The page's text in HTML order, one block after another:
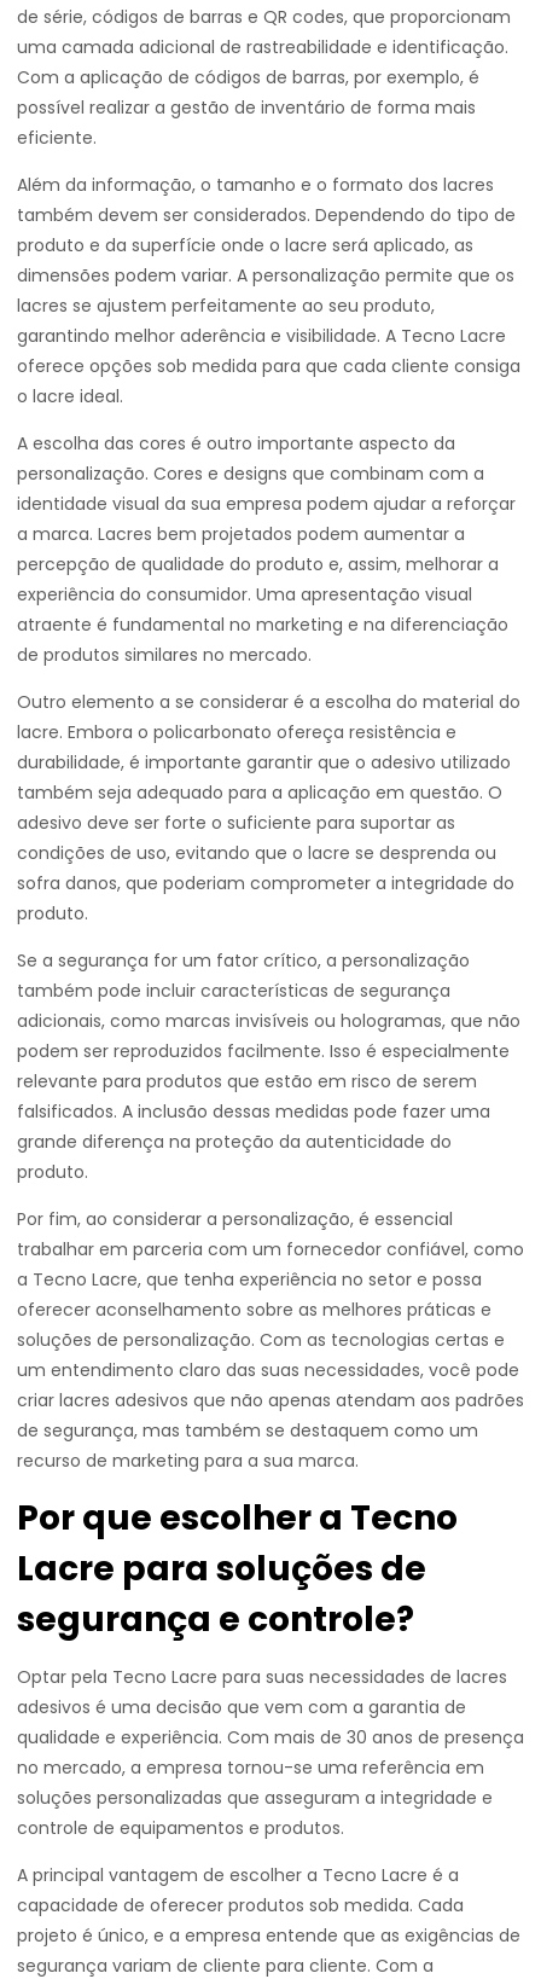
de série, códigos de barras e QR codes, que proporcionam
uma camada adicional de rastreabilidade e identificação.
Com a aplicação de códigos de barras, por exemplo, é
possível realizar a gestão de inventário de forma mais
eficiente.
Além da informação, o tamanho e o formato dos lacres
também devem ser considerados. Dependendo do tipo de
produto e da superfície onde o lacre será aplicado, as
dimensões podem variar. A personalização permite que os
lacres se ajustem perfeitamente ao seu produto,
garantindo melhor aderência e visibilidade. A Tecno Lacre
oferece opções sob medida para que cada cliente consiga
o lacre ideal.
A escolha das cores é outro importante aspecto da
personalização. Cores e designs que combinam com a
identidade visual da sua empresa podem ajudar a reforçar
a marca. Lacres bem projetados podem aumentar a
percepção de qualidade do produto e, assim, melhorar a
experiência do consumidor. Uma apresentação visual
atraente é fundamental no marketing e na diferenciação
de produtos similares no mercado.
Outro elemento a se considerar é a escolha do material do
lacre. Embora o policarbonato ofereça resistência e
durabilidade, é importante garantir que o adesivo utilizado
também seja adequado para a aplicação em questão. O
adesivo deve ser forte o suficiente para suportar as
condições de uso, evitando que o lacre se desprenda ou
sofra danos, que poderiam comprometer a integridade do
produto.
Se a segurança for um fator crítico, a personalização
também pode incluir características de segurança
adicionais, como marcas invisíveis ou hologramas, que não
podem ser reproduzidos facilmente. Isso é especialmente
relevante para produtos que estão em risco de serem
falsificados. A inclusão dessas medidas pode fazer uma
grande diferença na proteção da autenticidade do
produto.
Por fim, ao considerar a personalização, é essencial
trabalhar em parceria com um fornecedor confiável, como
a Tecno Lacre, que tenha experiência no setor e possa
oferecer aconselhamento sobre as melhores práticas e
soluções de personalização. Com as tecnologias certas e
um entendimento claro das suas necessidades, você pode
criar lacres adesivos que não apenas atendam aos padrões
de segurança, mas também se destaquem como um
recurso de marketing para a sua marca.
Por que escolher a Tecno
Lacre para soluções de
segurança e controle?
Optar pela Tecno Lacre para suas necessidades de lacres
adesivos é uma decisão que vem com a garantia de
qualidade e experiência. Com mais de 30 anos de presença
no mercado, a empresa tornou-se uma referência em
soluções personalizadas que asseguram a integridade e
controle de equipamentos e produtos.
A principal vantagem de escolher a Tecno Lacre é a
capacidade de oferecer produtos sob medida. Cada
projeto é único, e a empresa entende que as exigências de
segurança variam de cliente para cliente. Com a